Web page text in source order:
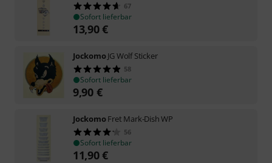
67
Sofort lieferbar
13,90€
JockomoJG Wolf Sticker
58
Sofort lieferbar
9,90 €
JockomoFret Mark-Dish WP
56
Sofort lieferbar
11,90€